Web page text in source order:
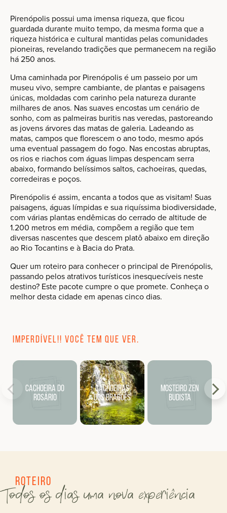
Pirenópolis possui uma imensa riqueza, que ficou
guardada durante muito tempo, da mesma forma que a
riqueza histórica e cultural mantidas pelas comunidades
pioneiras, revelando tradições que permanecem na região
há 250 anos.
Uma caminhada por Pirenópolis é um passeio por um
museu vivo, sempre cambiante, de plantas e paisagens
únicas, moldadas com carinho pela natureza durante
milhares de anos. Nas suaves encostas um cenário de
sonho, com as palmeiras buritis nas veredas, pastoreando
as jovens árvores das matas de galeria. Ladeando as
matas, campos que florescem o ano todo, mesmo após
uma eventual passagem do fogo. Nas encostas abruptas,
os rios e riachos com águas limpas despencam serra
abaixo, formando belíssimos saltos, cachoeiras, quedas,
corredeiras e poços.
Pirenópolis é assim, encanta a todos que as visitam! Suas
paisagens, águas límpidas e sua riquíssima biodiversidade,
com várias plantas endêmicas do cerrado de altitude de
1.200 metros em média, compõem a região que tem
diversas nascentes que descem platô abaixo em direção
ao Rio Tocantins e à Bacia do Prata.
Quer um roteiro para conhecer o principal de Pirenópolis,
passando pelos atrativos turísticos inesquecíveis neste
destino? Este pacote cumpre o que promete. Conheça o
melhor desta cidade em apenas cinco dias.
Imperdível!! Você tem que ver.
Cachoeira do
Rosário
Cachoeiras
dos Dragões
Mosteiro Zen
Budista
Roteiro
Todos os dias uma nova experiência